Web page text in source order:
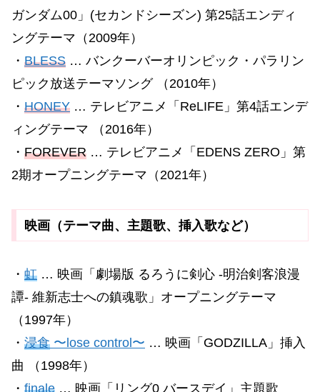
ガンダム00」(セカンドシーズン) 第25話エンディ
ングテーマ（2009年）
・ BLESS … バンクーバーオリンピック・パラリン
ピック放送テーマソング （2010年）
・ HONEY … テレビアニメ「ReLIFE」第4話エンデ
ィングテーマ （2016年）
・ FOREVER … テレビアニメ「EDENS ZERO」第
2期オープニングテーマ（2021年）
映画（テーマ曲、主題歌、挿入歌など）
・ 虹 … 映画「劇場版 るろうに剣心 -明治剣客浪漫
譚- 維新志士への鎮魂歌」オープニングテーマ
（1997年）
・ 浸食 〜lose control〜 … 映画「GODZILLA」挿入
曲 （1998年）
・ finale … 映画「リング0 バースデイ」主題歌